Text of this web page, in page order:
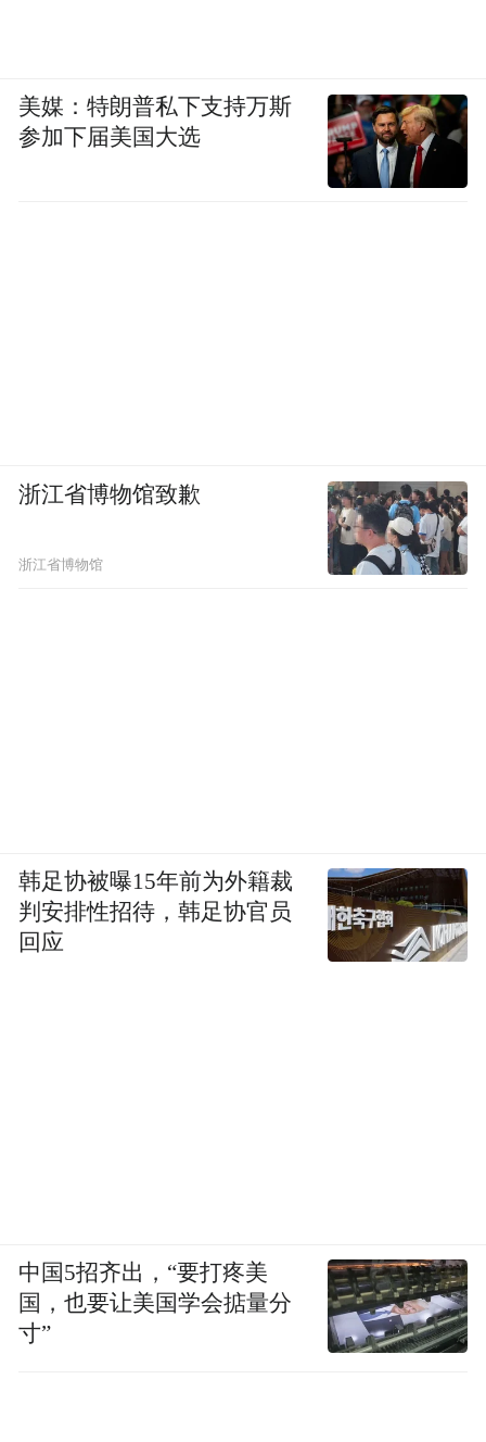
美媒：特朗普私下支持万斯
参加下届美国大选
浙江省博物馆致歉
浙江省博物馆
韩足协被曝15年前为外籍裁
判安排性招待，韩足协官员
回应
中国5招齐出，“要打疼美
国，也要让美国学会掂量分
寸”